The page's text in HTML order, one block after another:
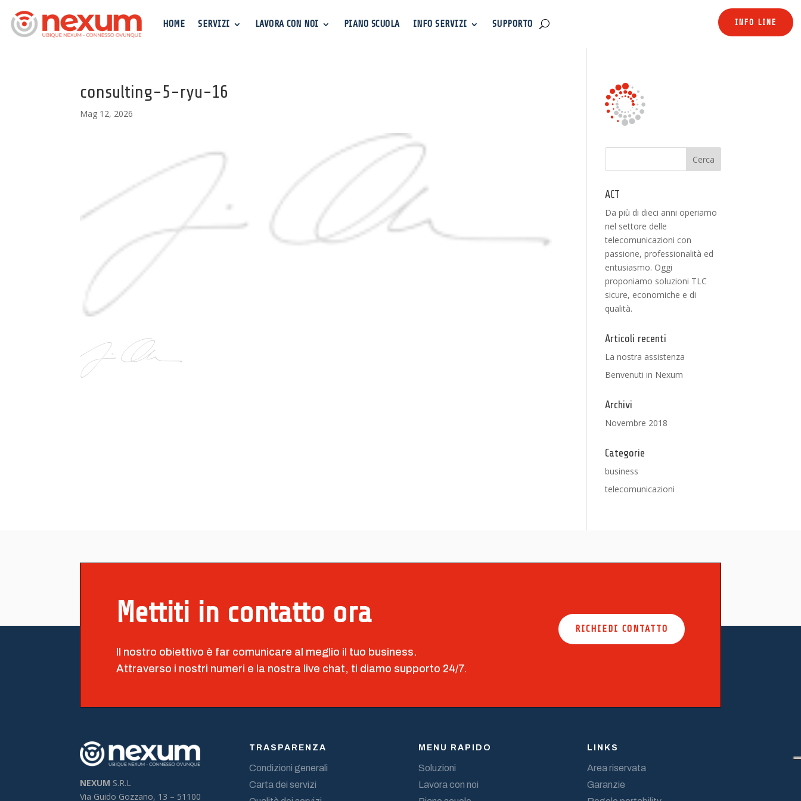
HOME SERVIZI LAVORA CON NOI PIANO SCUOLA INFO SERVIZI SUPPORTO INFO LINE
consulting-5-ryu-16
Mag 12, 2026
ACT
Da più di dieci anni operiamo
nel settore delle
telecomunicazioni con
passione, professionalità ed
entusiasmo. Oggi
proponiamo soluzioni TLC
sicure, economiche e di
qualità.
Articoli recenti
La nostra assistenza
Benvenuti in Nexum
Archivi
Novembre 2018
Categorie
business
telecomunicazioni
Mettiti in contatto ora
Il nostro obiettivo è far comunicare al meglio il tuo business.
Attraverso i nostri numeri e la nostra live chat, ti diamo supporto 24/7.
RICHIEDI CONTATTO
NEXUM S.R.L
Via Guido Gozzano, 13 – 51100
TRASPARENZA
Condizioni generali
Carta dei servizi
MENU RAPIDO
Soluzioni
Lavora con noi
LINKS
Area riservata
Garanzie